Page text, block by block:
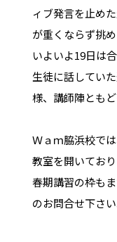
ィブ発言を止め
が重くならず挑
いよいよ19日は
生徒に話してい
様、講師陣とも
Ｗａｍ脇浜校で
教室を開いており
春期講習の枠も
のお問合せ下さい